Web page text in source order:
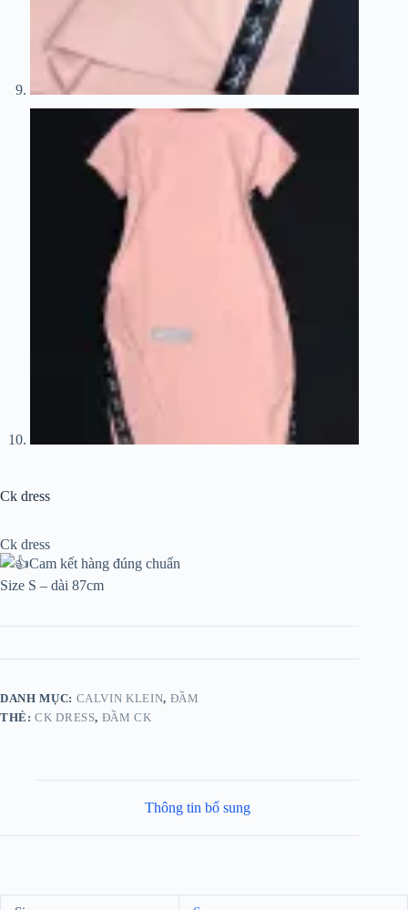
Ck dress
Ck dress
Cam kết hàng đúng chuẩn
Size S – dài 87cm
DANH MỤC: CALVIN KLEIN, ĐẦM
THẺ:CK DRESS, ĐẦM CK
Thông tin bổ sung